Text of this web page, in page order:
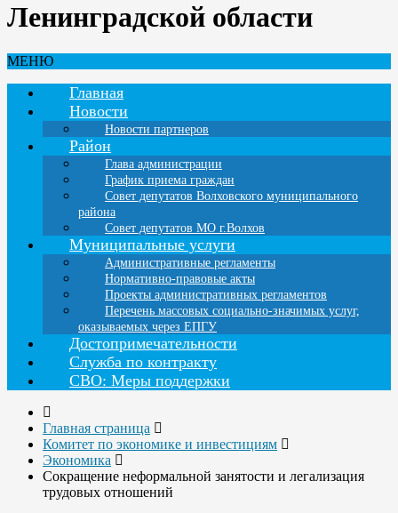
Ленинградской области
МЕНЮ
Главная
Новости
Новости партнеров
Район
Глава администрации
График приема граждан
Совет депутатов Волховского муниципального
района
Совет депутатов МО г.Волхов
Муниципальные услуги
Административные регламенты
Нормативно-правовые акты
Проекты административных регламентов
Перечень массовых социально-значимых услуг,
оказываемых через ЕПГУ
Достопримечательности
Служба по контракту
СВО: Меры поддержки
Главная страница
Комитет по экономике и инвестициям
Экономика
Сокращение неформальной занятости и легализация
трудовых отношений